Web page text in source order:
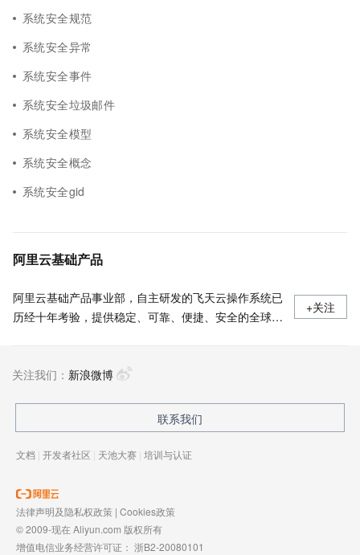
系统安全规范
系统安全异常
系统安全事件
系统安全垃圾邮件
系统安全模型
系统安全概念
系统安全gid
阿里云基础产品
阿里云基础产品事业部，自主研发的飞天云操作系统已
历经十年考验，提供稳定、可靠、便捷、安全的全球顶
支持龙蜥开源社区的发展，为全球开发者提供开源、安
+关注
关注我们： 新浪微博
联系我们
文档 | 开发者社区 | 天池大赛 | 培训与认证
法律声明及隐私权政策 | Cookies政策
© 2009-现在 Aliyun.com 版权所有
增值电信业务经营许可证： 浙B2-20080101